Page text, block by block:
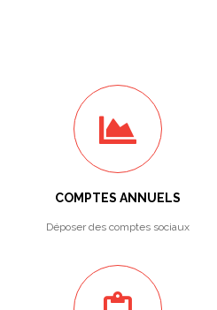
COMPTES ANNUELS
Déposer des comptes sociaux